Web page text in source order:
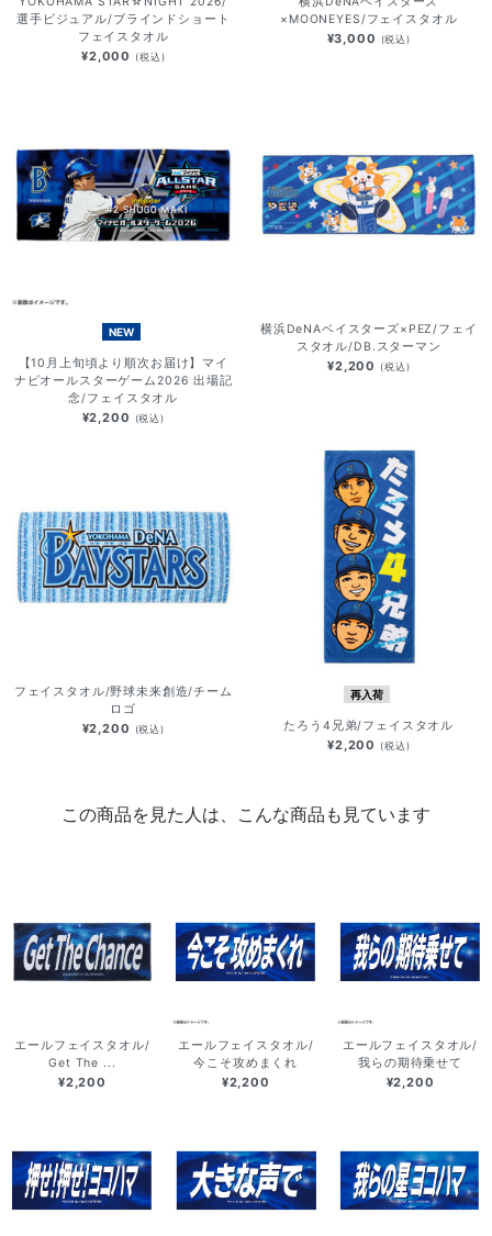
選手ビジュアル/ブラインドショート
フェイスタオル
¥2,000 (税込)
×MOONEYES/フェイスタオル
¥3,000 (税込)
NEW
【10月上旬頃より順次お届け】マイ
ナビオールスターゲーム2026 出場記
念/フェイスタオル
¥2,200 (税込)
横浜DeNAベイスターズ×PEZ/フェイ
スタオル/DB.スターマン
¥2,200 (税込)
フェイスタオル/野球未来創造/チーム
ロゴ
¥2,200 (税込)
再入荷
たろう4兄弟/フェイスタオル
¥2,200 (税込)
この商品を見た人は、こんな商品も見ています
エールフェイスタオル/
Get The ...
¥2,200
エールフェイスタオル/
今こそ攻めまくれ
¥2,200
エールフェイスタオル/
我らの期待乗せて
¥2,200